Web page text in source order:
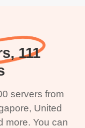
111
servers from
United
more. You can